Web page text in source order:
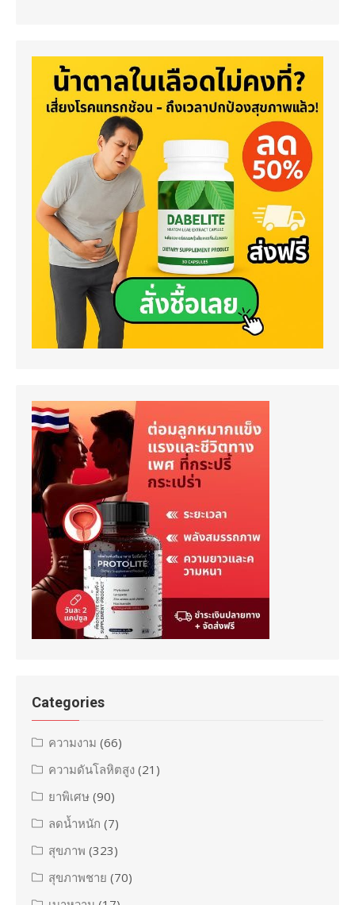
Categories
ความงาม (66)
ความดันโลหิตสูง (21)
ยาพิเศษ (90)
ลดน้ำหนัก (7)
สุขภาพ (323)
สุขภาพชาย (70)